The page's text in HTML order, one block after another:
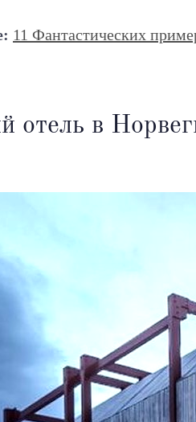
11 Фантастических
отель в